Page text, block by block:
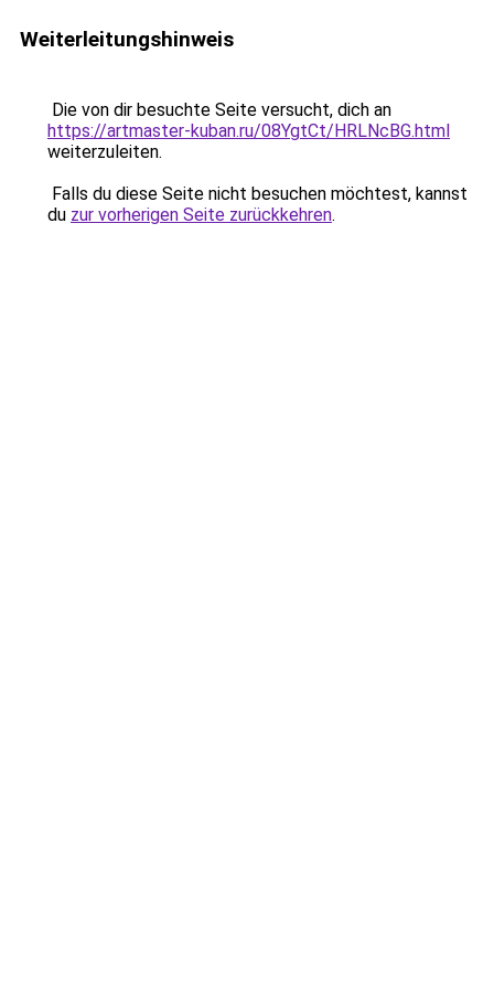
Weiterleitungshinweis
Die von dir besuchte Seite versucht, dich an
https://artmaster-kuban.ru/08YgtCt/HRLNcBG.html
weiterzuleiten.
Falls du diese Seite nicht besuchen möchtest, kannst
du zur vorherigen Seite zurückkehren.